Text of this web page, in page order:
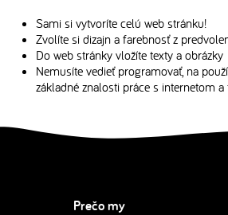
Sami si vytvoríte celú web stránku!
Zvolíte si dizajn a farebnosť z
Do web stránky vložíte texty a obrázky
Nemusíte vedieť programovať, na
základné znalosti práce s internetom a
Prečo my